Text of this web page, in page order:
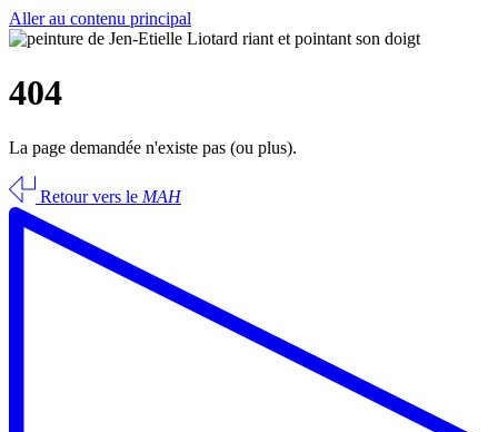
Aller au contenu principal
404
La page demandée n'existe pas (ou plus).
Retour vers le MAH